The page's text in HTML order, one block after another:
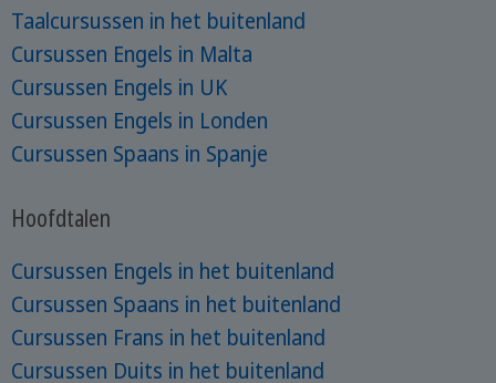
Taalcursussen in het buitenland
Cursussen Engels in Malta
Cursussen Engels in UK
Cursussen Engels in Londen
Cursussen Spaans in Spanje
Hoofdtalen
Cursussen Engels in het buitenland
Cursussen Spaans in het buitenland
Cursussen Frans in het buitenland
Cursussen Duits in het buitenland